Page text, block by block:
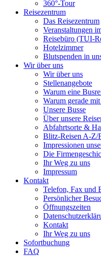
360°-Tour
Reisezentrum
Das Reisezentrum
Veranstaltungen
Reisebüro (TUI-
Hotelzimmer
Blutspenden in
Wir über uns
Wir über uns
Stellenangebote
Warum eine
Warum gerade
Unsere Busse
Über unsere
Abfahrtsorte &
Blitz-Reisen A-Z/
Impressionen
Die
Ihr Weg zu uns
Impressum
Kontakt
Telefon, Fax und
Persönlicher
Öffnungszeiten
Kontakt
Ihr Weg zu uns
Sofortbuchung
FAQ